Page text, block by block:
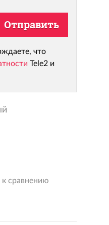
Отправить
что
Tele2 и
сравнению